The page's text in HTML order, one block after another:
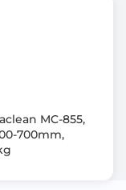
MC-855,
700mm,